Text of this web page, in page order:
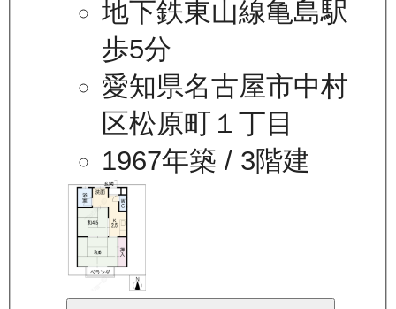
地下鉄東山線亀島駅
歩5分
愛知県名古屋市中村
区松原町１丁目
1967年築 / 3階建